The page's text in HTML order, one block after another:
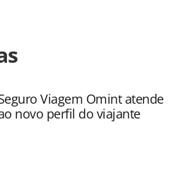
aviacao/aeroportos/2020/
sanitizacao_174100.html ou as
página. Todo o conteúdo
Editora é protegido pela
direito autoral. Não reproduza o
da PANROTAS Editora
Viagem Omint atende
novo perfil do viajante